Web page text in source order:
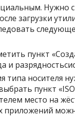
Нужно
загрузки
пункт
и
типа носителя
пункт
место на